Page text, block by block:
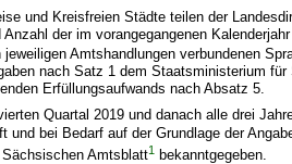
und Kreisfreien Städte teilen der
der im vorangegangenen
Amtshandlungen verbundenen
nach Satz 1 dem Staatsministerium für
Erfüllungsaufwands nach Absatz 5.
Quartal 2019 und danach alle drei
und bei Bedarf auf der Grundlage der
Amtsblatt1 bekanntgegeben.